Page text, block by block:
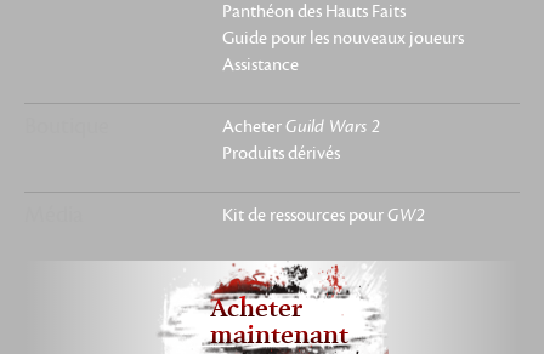
Panthéon des Hauts Faits
Guide pour les nouveaux joueurs
Assistance
AcheterGuild Wars 2
Produits dérivés
Kit de ressources pourGW2
Acheter
maintenant